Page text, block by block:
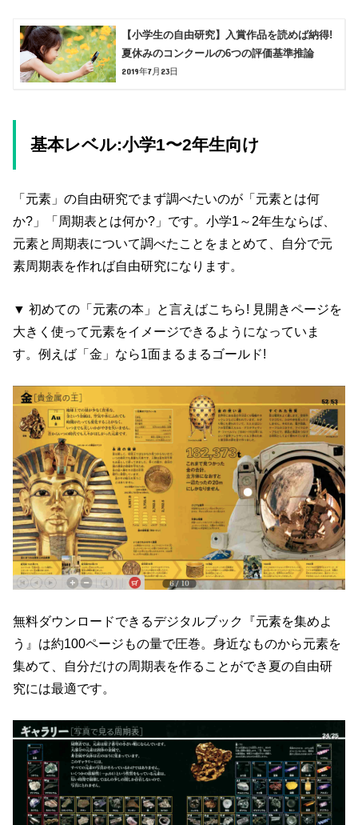
【小学生の自由研究】入賞作品を読めば納得!
夏休みのコンクールの6つの評価基準推論
2019年7月23日
基本レベル:小学1〜2年生向け
「元素」の自由研究でまず調べたいのが「元素とは何
か?」「周期表とは何か?」です。小学1～2年生ならば、
元素と周期表について調べたことをまとめて、自分で元
素周期表を作れば自由研究になります。
▼ 初めての「元素の本」と言えばこちら! 見開きページを
大きく使って元素をイメージできるようになっていま
す。例えば「金」なら1面まるまるゴールド!
無料ダウンロードできるデジタルブック『元素を集めよ
う』は約100ページもの量で圧巻。身近なものから元素を
集めて、自分だけの周期表を作ることができ夏の自由研
究には最適です。